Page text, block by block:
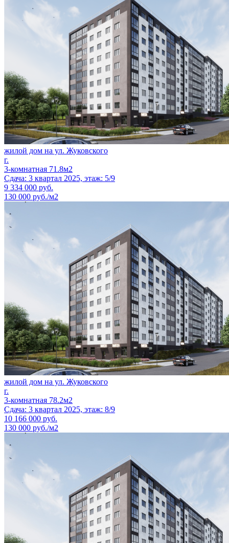
жилой дом на ул. Жуковского
г.
3-комнатная 71.8м2
Сдача: 3 квартал 2025, этаж: 5/9
9 334 000 руб.
130 000 руб./м2
жилой дом на ул. Жуковского
г.
3-комнатная 78.2м2
Сдача: 3 квартал 2025, этаж: 8/9
10 166 000 руб.
130 000 руб./м2